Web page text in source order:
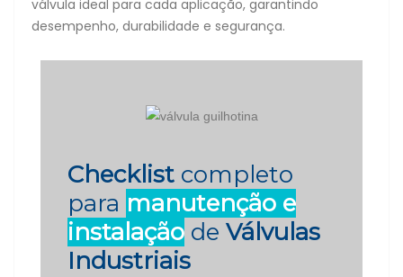
válvula ideal para cada aplicação, garantindo
desempenho, durabilidade e segurança.
Checklist completo
para manutenção e
instalação de Válvulas
Industria is